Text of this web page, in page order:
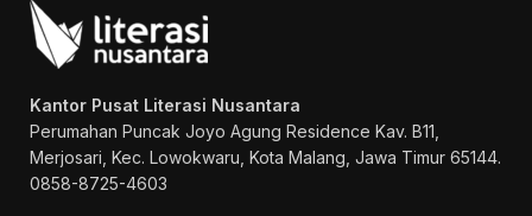
Kantor Pusat Literasi Nusantara
Perumahan Puncak Joyo Agung Residence Kav. B11,
Merjosari, Kec. Lowokwaru, Kota Malang, Jawa Timur 65144.
0858-8725-4603